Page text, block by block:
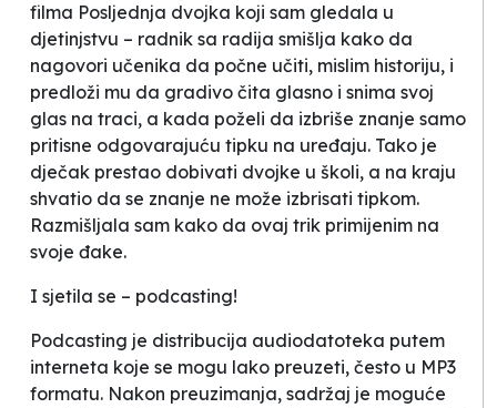
filma Posljednja dvojka koji sam gledala u
djetinjstvu – radnik sa radija smišlja kako da
nagovori učenika da počne učiti, mislim historiju, i
predloži mu da gradivo čita glasno i snima svoj
glas na traci, a kada poželi da izbriše znanje samo
pritisne odgovarajuću tipku na uređaju. Tako je
dječak prestao dobivati dvojke u školi, a na kraju
shvatio da se znanje ne može izbrisati tipkom.
Razmišljala sam kako da ovaj trik primijenim na
svoje đake.
I sjetila se – podcasting!
Podcasting je distribucija audiodatoteka putem
interneta koje se mogu lako preuzeti, često u MP3
formatu. Nakon preuzimanja, sadržaj je moguće